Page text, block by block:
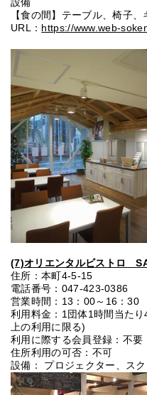
設備
【食の間】テーブル、椅子
URL： https://www.web-
(7)オリエンタルビストロ
住所：本町4-5-15
電話番号：047-423-0386
営業時間：13：00～16：30
利用料金：1団体1時間当た
上の利用に限る)
利用に際する会員登録：不要
住所利用の可否：不可
設備： プロジェクター、ス